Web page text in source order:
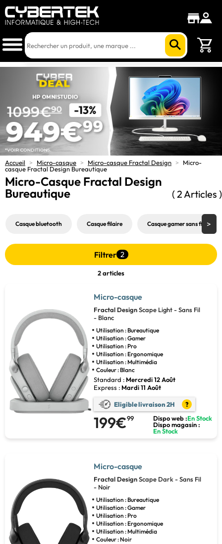
Accueil > Micro-casque > Micro-casque Fractal Design >
Micro-
casque Fractal Design Bureautique
Micro-Casque Fractal Design
Bureautique
( 2 Articles )
Casque bluetooth Casque filaire Casque gamer sans fil
Filtrer 2
2 articles
Micro-casque
Fractal DesignScape Light - Sans Fil
- Blanc
Utilisation : Bureautique
Utilisation : Gamer
Utilisation : Pro
Utilisation : Ergonomique
Utilisation : Multimédia
Couleur : Blanc
Standard : Mercredi 12 Août
Express : Mardi 11 Août
Eligible livraison 2H ?
199€99 Dispo web :En Stock
Dispo magasin :
En Stock
Micro-casque
Fractal DesignScape Dark - Sans Fil
- Noir
Utilisation : Bureautique
Utilisation : Gamer
Utilisation : Pro
Utilisation : Ergonomique
Utilisation : Multimédia
Couleur : Noir